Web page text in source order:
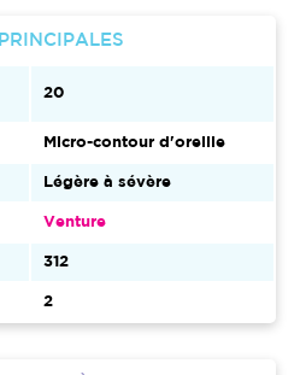
PRINCIPALES
20
Micro-contour d'oreille
Légère à sévère
Venture
312
2